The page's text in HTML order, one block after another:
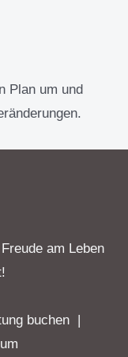
Plan um und
am Leben
buchen |